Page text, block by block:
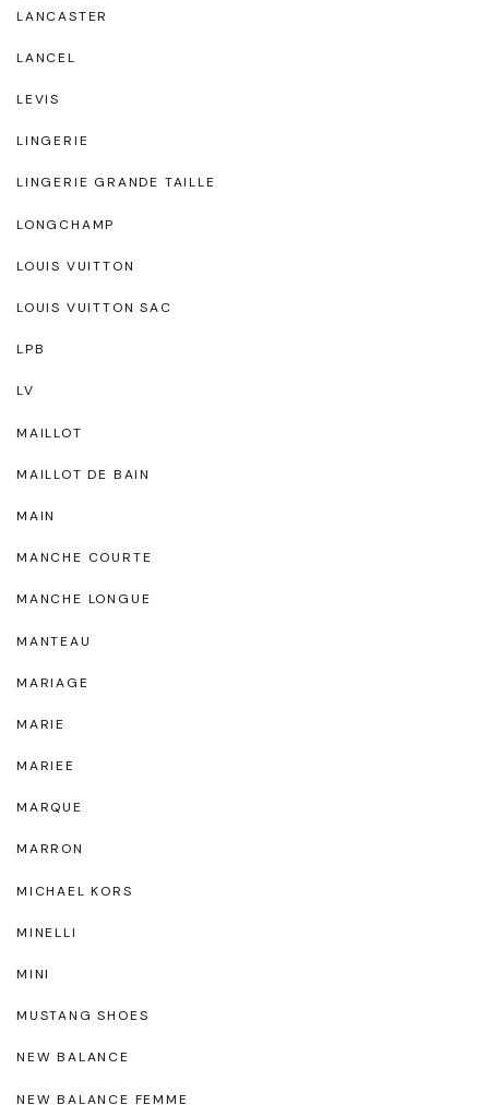
LANCASTER
LANCEL
LEVIS
LINGERIE
LINGERIE GRANDE TAILLE
LONGCHAMP
LOUIS VUITTON
LOUIS VUITTON SAC
LPB
LV
MAILLOT
MAILLOT DE BAIN
MAIN
MANCHE COURTE
MANCHE LONGUE
MANTEAU
MARIAGE
MARIE
MARIEE
MARQUE
MARRON
MICHAEL KORS
MINELLI
MINI
MUSTANG SHOES
NEW BALANCE
NEW BALANCE FEMME